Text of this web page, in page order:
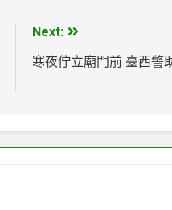
Next:
寒夜佇立廟門前 臺西警